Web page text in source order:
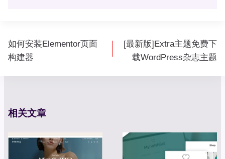
文
章
如何安装Elementor页面
构建器
[最新版]Extra主题免费下
载WordPress杂志主题
相关文章